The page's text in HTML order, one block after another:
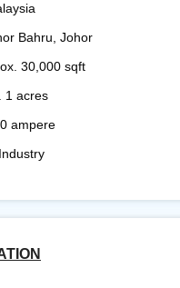
Bahru, Johor
30,000 sqft
1 acres
ampere